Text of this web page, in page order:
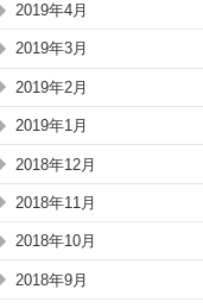
2019年4月
2019年3月
2019年2月
2019年1月
2018年12月
2018年11月
2018年10月
2018年9月